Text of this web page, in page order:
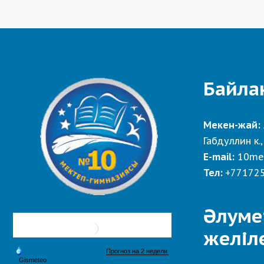
Мекен-жай:
Габдуллин
E-mail:
Тел: